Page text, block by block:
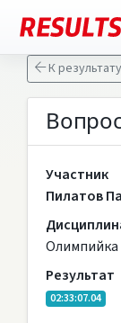
К результату
Участник
Пилатов
Олимпийка
Результат
02:33:07.04